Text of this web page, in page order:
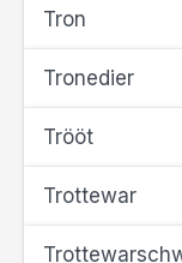
Tron
Tronedier
Trööt
Trottewar